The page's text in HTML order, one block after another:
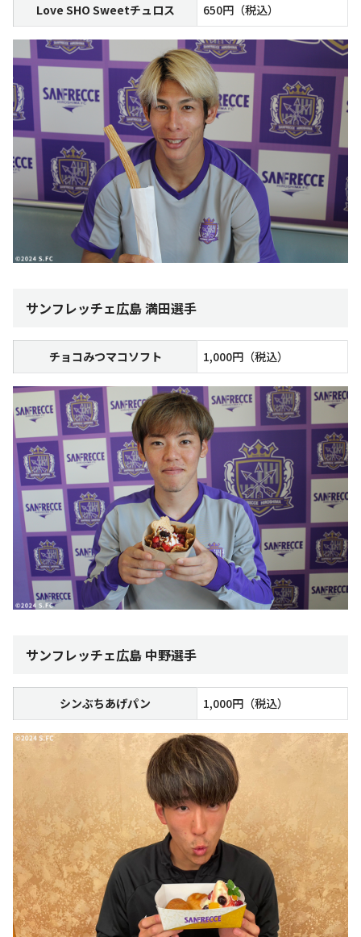
Love SHO Sweetチュロス 650円（税込）
サンフレッチェ広島 満田選手
チョコみつマコソフト 1,000円（税込）
サンフレッチェ広島 中野選手
シンぶちあげパン 1,000円（税込）